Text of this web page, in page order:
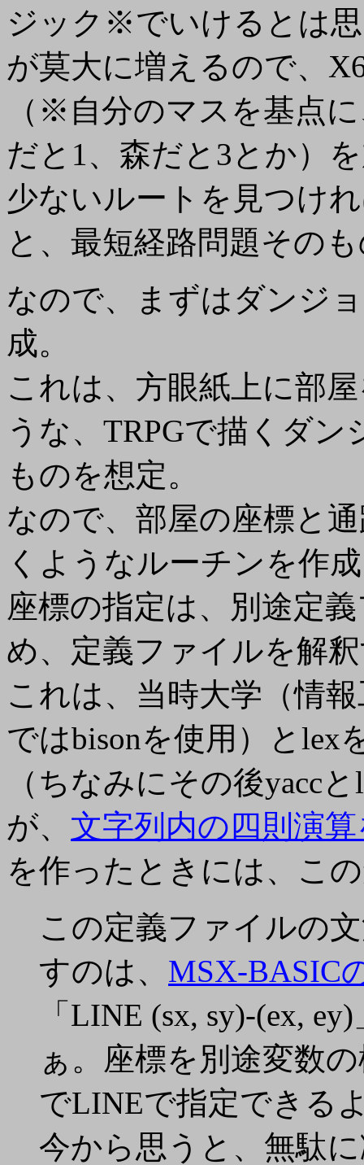
ジック※でいけるとは
が莫大に増えるので、
（※自分のマスを基点
だと1、森だと3とか）
少ないルートを見つけ
と、最短経路問題その
なので、まずはダンジ
成。
これは、方眼紙上に部
うな、TRPGで描くダ
ものを想定。
なので、部屋の座標と
くようなルーチンを作
座標の指定は、別途定
め、定義ファイルを解
これは、当時大学（情
ではbisonを使用）とlex
（ちなみにその後yacc
が、 文字列内の四則演
を作ったときには、こ
この定義ファイルの
すのは、 MSX-BASIC
「LINE (sx, sy)-(ex,
ぁ。座標を別途変数
でLINEで指定できる
今から思うと、無駄